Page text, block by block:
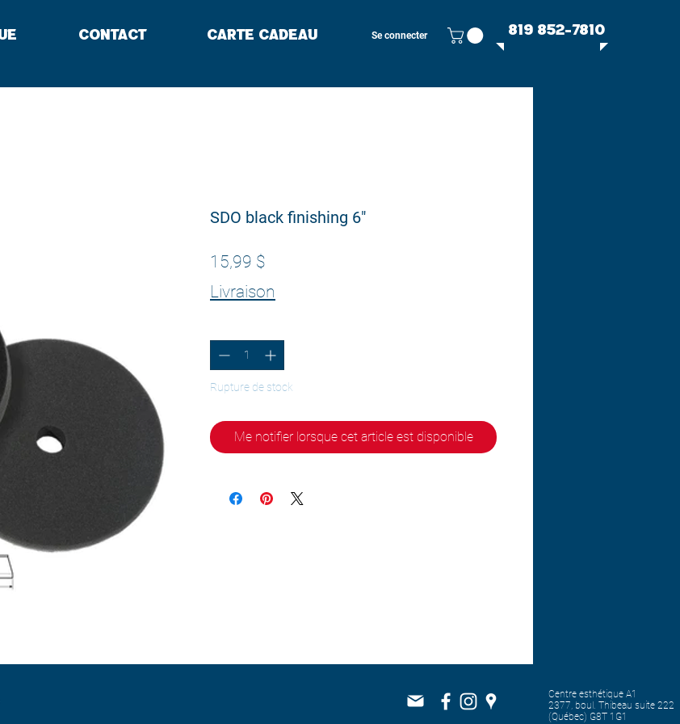
Contact Carte cadeau Se connecter 819 852-7810
SDO black finishing 6"
15,99 $
Livraison
Rupture de stock
Me notifier lorsque cet article est disponible
Centre esthétique A1
2377, boul. Thibeau suite 222
(Québec) G8T 1G1